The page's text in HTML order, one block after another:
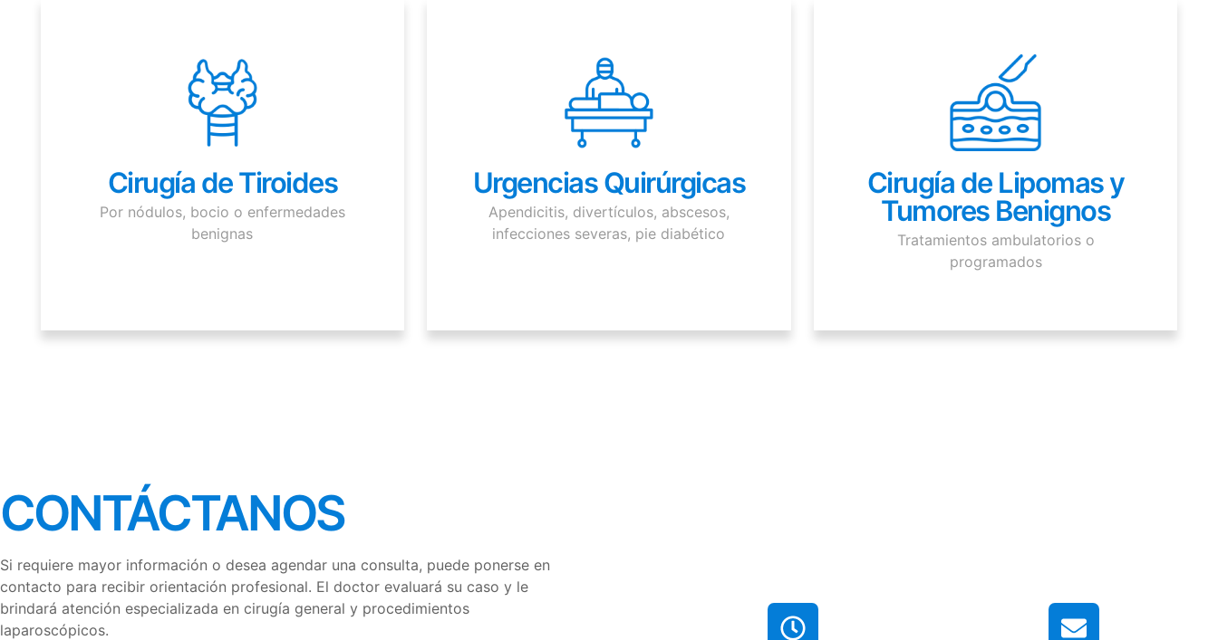
Cirugía de Tiroides
Por nódulos, bocio o enfermedades
benignas
Urgencias Quirúrgicas
Apendicitis, divertículos, abscesos,
infecciones severas, pie diabético
Cirugía de Lipomas y
Tumores Benignos
Tratamientos ambulatorios o
programados
CONTÁCTANOS
Si requiere mayor información o desea agendar una consulta, puede ponerse en
contacto para recibir orientación profesional. El doctor evaluará su caso y le
brindará atención especializada en cirugía general y procedimientos
laparoscópicos.